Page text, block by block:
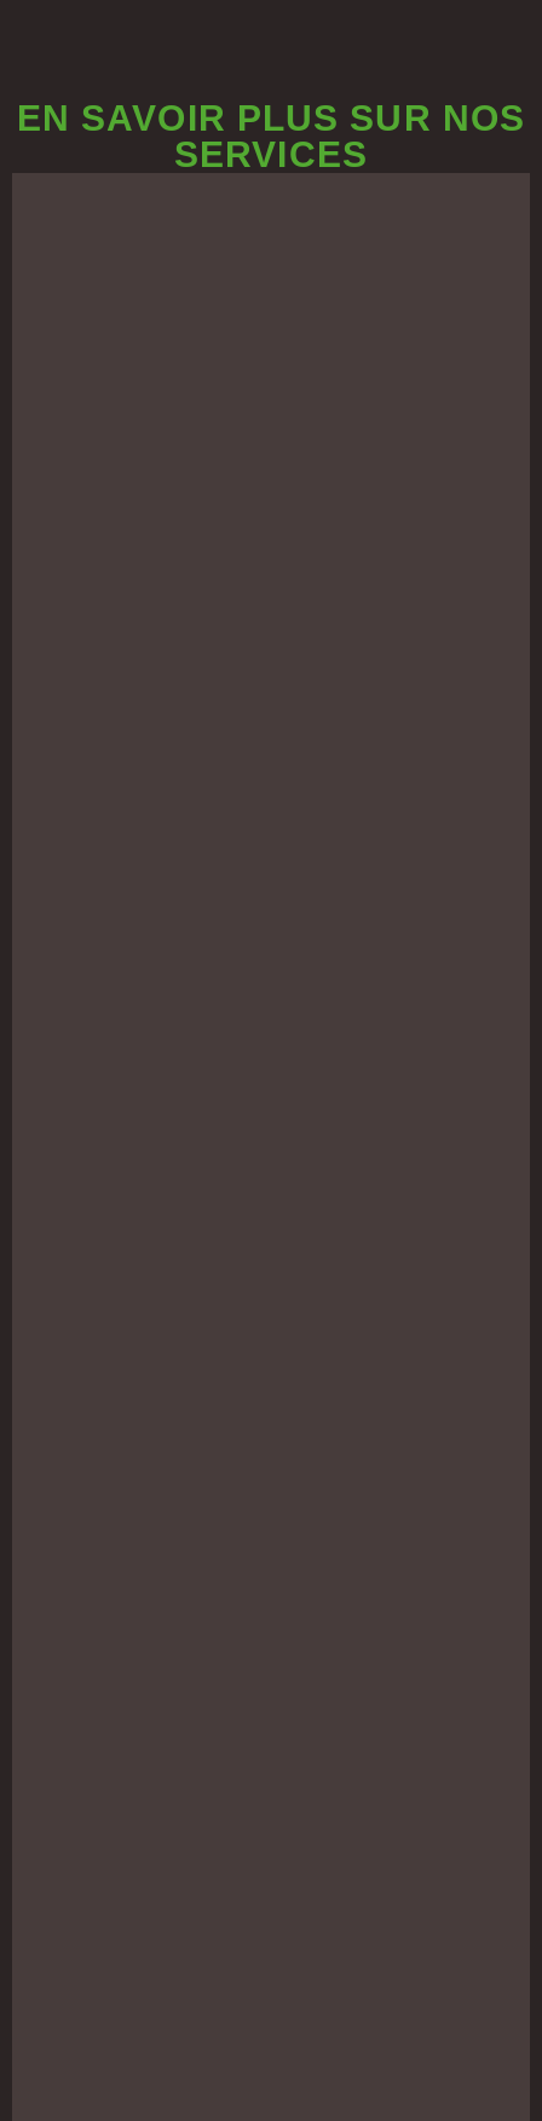
EN SAVOIR PLUS SUR NOS
SERVICES